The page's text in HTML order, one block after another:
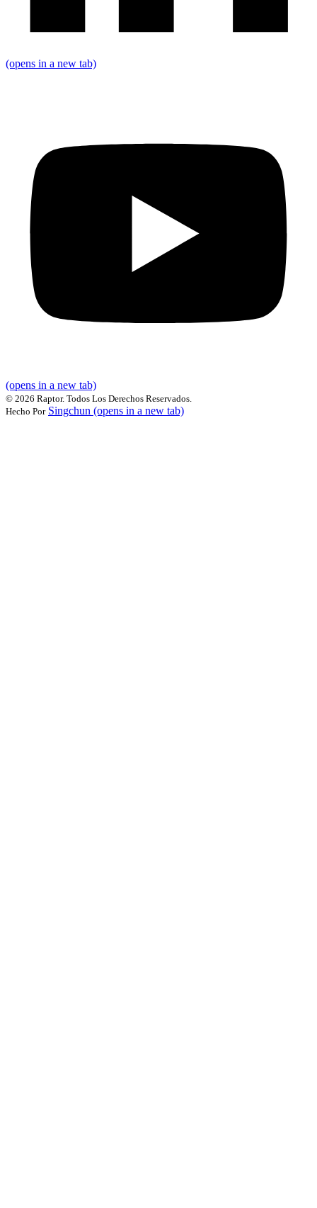
(opens in a new tab)
(opens in a new tab)
© 2026 Raptor. Todos Los Derechos Reservados.
Hecho Por Singchun (opens in a new tab)